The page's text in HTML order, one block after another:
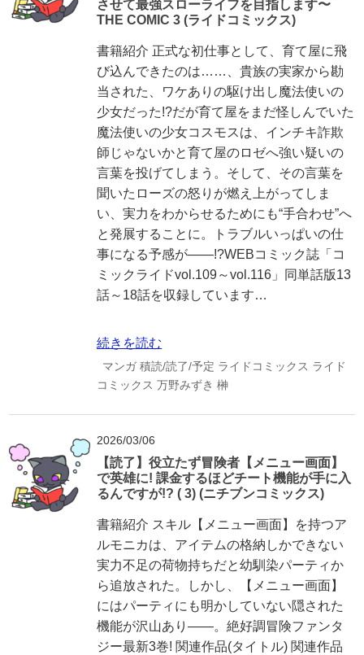
させて最強スローライフを目指します〜
THE COMIC 3 (ライドコミックス)
書籍紹介 正式な初仕事として、育て屋に飛
び込んできたのは……、貴族の実家から勘
当された、ワケありの駆け出し魔法使いの
少女だった!?だが育て屋をまだ怪しんでいた
魔法使いの少女コスモスは、インチキ詐欺
師じゃないかと育て屋のロゼへ強い疑いの
言葉を投げてしまう。そして、その言葉を
聞いたローズの怒りが燃え上がってしま
い、実力をわからせるためにも“手合わせ”へ
と発展することに。トラブルいっぱいの仕
事になる予感が――!?WEBコミック誌「コ
ミックライドvol.109～vol.116」同単話版13
話～18話を収録しています…
続きを読む
マンガ 積読/読了/予定 ライドコミックス ライド
コミックス 万野みずき 榊
2026/03/06
【読了】役立たず冒険者【メニュー画面】
で英雄に! 課金するほどチート機能が手に入
るんですが!? ( 3) (ニチブンコミックス)
書籍紹介 スキル【メニュー画面】を持つア
ルモニカは、アイテムの格納しかできない
実力不足の荷物持ちだと幼馴染パーティか
ら追放された。しかし、【メニュー画面】
にはパーティにも明かしていない隠された
機能が沢山あり――。絶好調冒険ファンタ
ジー最新3巻! 関連作品(タイトル) 関連作品